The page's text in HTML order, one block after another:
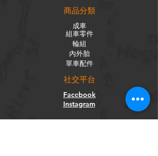
​商品分類
成車
組車零件
輪組
內外胎
單車配件
社交平台
Facebook
Instagram